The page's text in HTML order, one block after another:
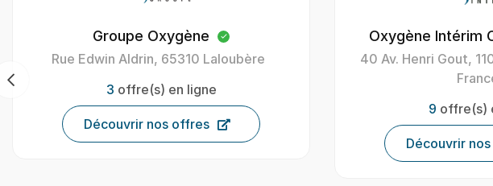
Groupe Oxygène
Rue Edwin Aldrin, 65310 Laloubère
3 offre(s) en ligne
Découvrir nos offres
Oxygène Intérim
40 Av. Henri Gout,
9 offre(s)
Découvrir